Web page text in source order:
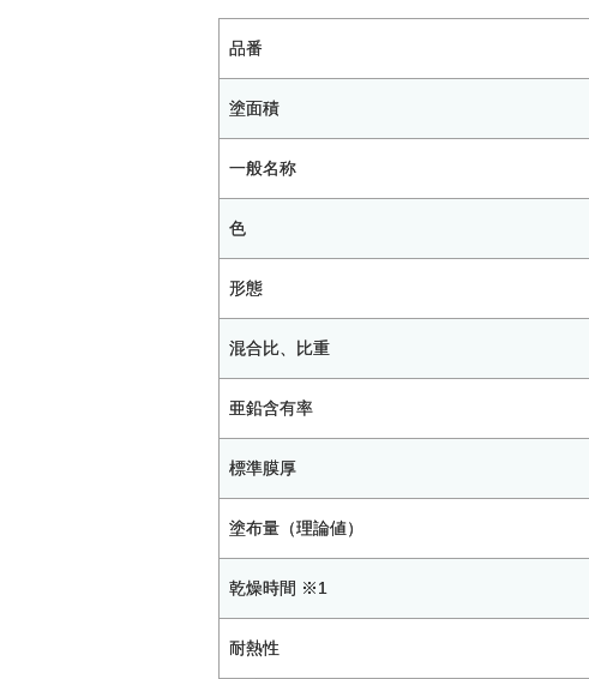
品番
塗面積
一般名称
色
形態
混合比、比重
亜鉛含有率
標準膜厚
塗布量（理論値）
乾燥時間 ※1
耐熱性